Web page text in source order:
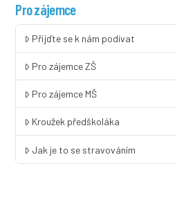
Pro zájemce
Přijďte se k nám podívat
Pro zájemce ZŠ
Pro zájemce MŠ
Kroužek předškoláka
Jak je to se stravováním